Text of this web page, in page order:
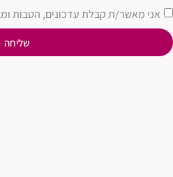
אני מאשר/ת קבלת עדכונים, הטבות
שליחה